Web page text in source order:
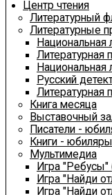
Центр чтения
Литературный
Литературные
Национальная
Литературная
Национальная
Русский
Литературная
Книга месяца
Выставочный
Писатели -
Книги - юбиляры
Мультимедиа
Игра "Ребусы"
Игра "Найди
Игра "Найди